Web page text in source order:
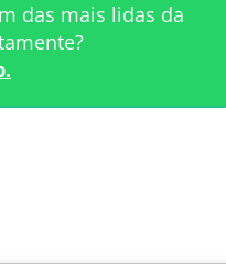
das mais lidas da